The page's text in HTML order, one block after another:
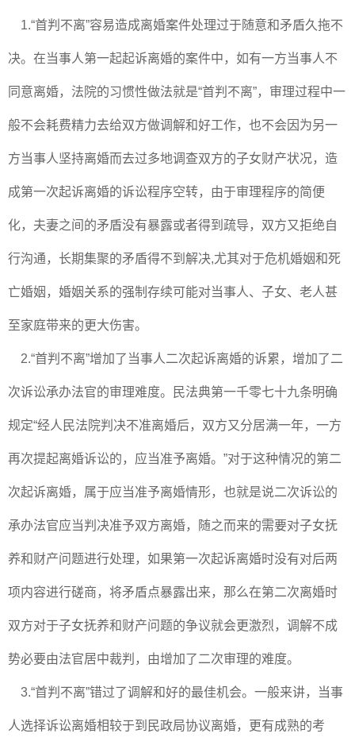
1.“首判不离”容易造成离婚案件处理过于随意和矛盾久拖不
决。在当事人第一起起诉离婚的案件中，如有一方当事人不
同意离婚，法院的习惯性做法就是“首判不离”，审理过程中一
般不会耗费精力去给双方做调解和好工作，也不会因为另一
方当事人坚持离婚而去过多地调查双方的子女财产状况，造
成第一次起诉离婚的诉讼程序空转，由于审理程序的简便
化，夫妻之间的矛盾没有暴露或者得到疏导，双方又拒绝自
行沟通，长期集聚的矛盾得不到解决,尤其对于危机婚姻和死
亡婚姻，婚姻关系的强制存续可能对当事人、子女、老人甚
至家庭带来的更大伤害。
2.“首判不离”增加了当事人二次起诉离婚的诉累，增加了二
次诉讼承办法官的审理难度。民法典第一千零七十九条明确
规定“经人民法院判决不准离婚后，双方又分居满一年，一方
再次提起离婚诉讼的，应当准予离婚。”对于这种情况的第二
次起诉离婚，属于应当准予离婚情形，也就是说二次诉讼的
承办法官应当判决准予双方离婚，随之而来的需要对子女抚
养和财产问题进行处理，如果第一次起诉离婚时没有对后两
项内容进行磋商，将矛盾点暴露出来，那么在第二次离婚时
双方对于子女抚养和财产问题的争议就会更激烈，调解不成
势必要由法官居中裁判，由增加了二次审理的难度。
3.“首判不离”错过了调解和好的最佳机会。一般来讲，当事
人选择诉讼离婚相较于到民政局协议离婚，更有成熟的考